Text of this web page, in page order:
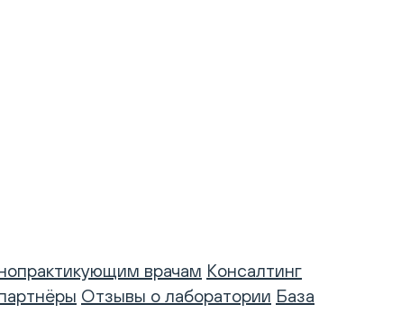
врачам Консалтинг
Отзывы о лаборатории База